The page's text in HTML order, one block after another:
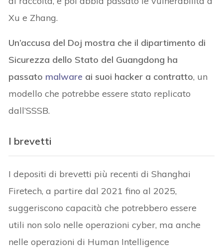
Xu e Zhang.
Un’accusa del Doj mostra che il dipartimento di
Sicurezza dello Stato del Guangdong ha
passato malware ai suoi hacker a contratto, un
modello che potrebbe essere stato replicato
dall’SSSB.
I brevetti
I depositi di brevetti più recenti di Shanghai
Firetech, a partire dal 2021 fino al 2025,
suggeriscono capacità che potrebbero essere
utili non solo nelle operazioni cyber, ma anche
nelle operazioni di Human Intelligence